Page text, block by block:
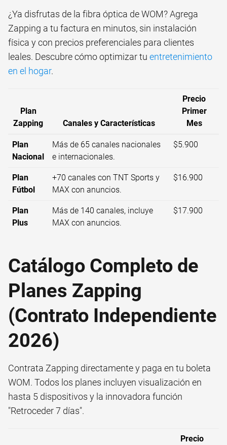
¿Ya disfrutas de la fibra óptica de WOM? Agrega
Zapping a tu factura en minutos, sin instalación
física y con precios preferenciales para clientes
leales. Descubre cómo optimizar tu entretenimiento
en el hogar.
Plan
Zapping
Canales y Características
Precio
Primer
Mes
Plan
Nacional
Más de 65 canales nacionales
e internacionales.
$5.900
Plan
Fútbol
+70 canales con TNT Sports y
MAX con anuncios.
$16.900
Plan
Plus
Más de 140 canales, incluye
MAX con anuncios.
$17.900
Catálogo Completo de
Planes Zapping
(Contrato Independiente
2026)
Contrata Zapping directamente y paga en tu boleta
WOM. Todos los planes incluyen visualización en
hasta 5 dispositivos y la innovadora función
"Retroceder 7 días".
Precio